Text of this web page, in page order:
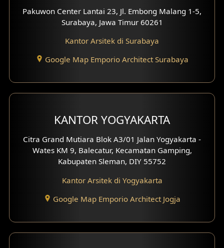
Fasad Paviliun
Fasad Klinik
Desain Mezanin
Desain Rumah Moroccan
Desain Rumah Scandinavian
Desain Balkon
Pakuwon Center Lantai 23, Jl. Embong Malang 1-5,
Surabaya, Jawa Timur 60261
Kantor Arsitek di Surabaya
Google Map Emporio Architect Surabaya
KANTOR YOGYAKARTA
Citra Grand Mutiara Blok A3/01 Jalan Yogyakarta -
Wates KM 9, Balecatur, Kecamatan Gamping,
Kabupaten Sleman, DIY 55752
Kantor Arsitek di Yogyakarta
Google Map Emporio Architect Jogja